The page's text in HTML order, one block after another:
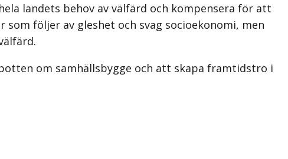
landets behov av välfärd och kompensera för att
följer av gleshet och svag socioekonomi, men
om samhällsbygge och att skapa framtidstro i